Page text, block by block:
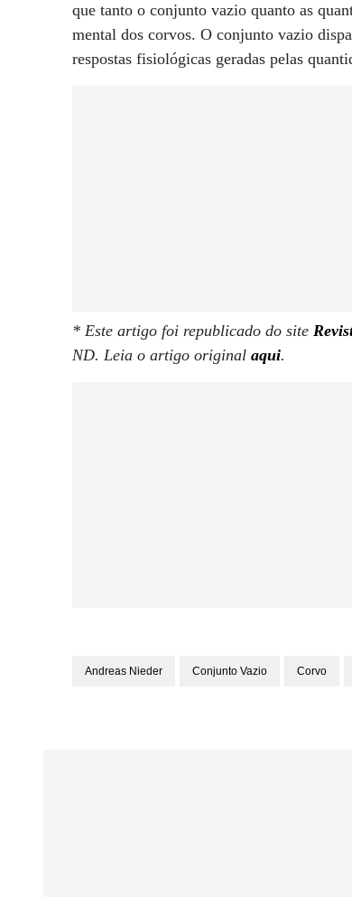
que tanto o conjunto vazio quanto as
mental dos corvos. O conjunto vazio
respostas fisiológicas geradas pelas
* Este artigo foi republicado do site
ND. Leia o artigo original aqui.
Andreas Nieder Conjunto Vazio Corvo